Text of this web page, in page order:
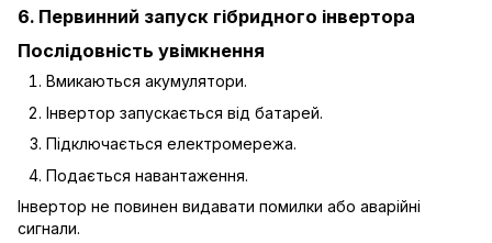
6. Первинний запуск гібридного інвертора
Послідовність увімкнення
Вмикаються акумулятори.
Інвертор запускається від батарей.
Підключається електромережа.
Подається навантаження.
Інвертор не повинен видавати помилки або аварійні
сигнали.